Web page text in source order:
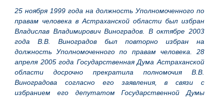
25 ноября 1999 года на должность Уполномоченного по
правам человека в Астраханской области был избран
Владислав Владимирович Виноградов. В октябре 2003
года В.В. Виноградов был повторно избран на
должность Уполномоченного по правам человека. 28
апреля 2005 года Государственная Дума Астраханской
области досрочно прекратила полномочия В.В.
Виноградова согласно его заявления, в связи с
избранием его депутатом Государственной Думы